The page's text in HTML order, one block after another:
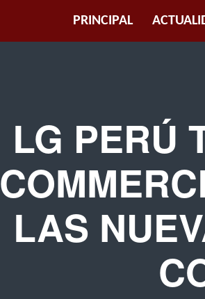
PRINCIPAL
LG PERÚ
LAS